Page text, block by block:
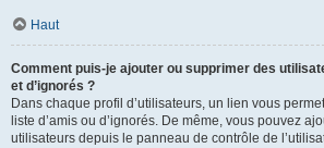
Haut
Comment puis-je ajouter ou supprimer des
et d’ignorés ?
Dans chaque profil d’utilisateurs, un lien vous
liste d’amis ou d’ignorés. De même, vous pouvez
utilisateurs depuis le panneau de contrôle de